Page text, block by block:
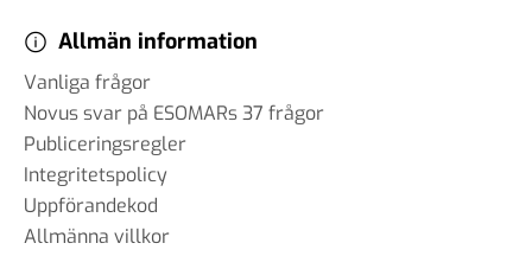
Allmän information
Vanliga frågor
Novus svar på ESOMARs 37 frågor
Publiceringsregler
Integritetspolicy
Uppförandekod
Allmänna villkor